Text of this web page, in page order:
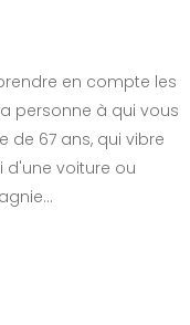
en compte les
personne à qui vous
de 67 ans, qui vibre
d'une voiture ou